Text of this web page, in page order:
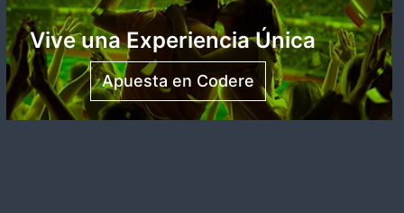
Vive una Experiencia Única
Apuesta en Codere